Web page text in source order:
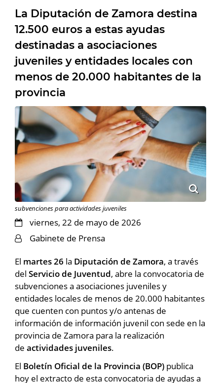
La Diputación de Zamora destina
12.500 euros a estas ayudas
destinadas a asociaciones
juveniles y entidades locales con
menos de 20.000 habitantes de la
provincia
subvenciones para actividades juveniles
viernes, 22 de mayo de 2026
Gabinete de Prensa
El martes 26 la Diputación de Zamora, a través
del Servicio de Juventud, abre la convocatoria de
subvenciones a asociaciones juveniles y
entidades locales de menos de 20.000 habitantes
que cuenten con puntos y/o antenas de
información de información juvenil con sede en la
provincia de Zamora para la realización
de actividades juveniles.
El Boletín Oficial de la Provincia (BOP) publica
hoy el extracto de esta convocatoria de ayudas a